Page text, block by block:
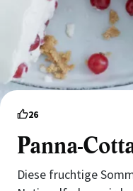
26
Panna-
Diese fruchtige